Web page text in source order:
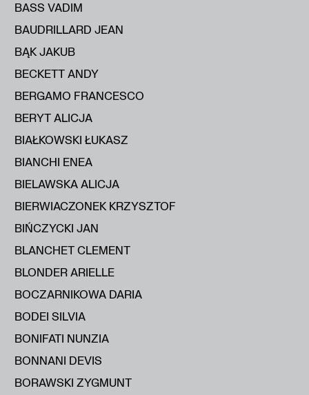
BASS VADIM
BAUDRILLARD JEAN
BĄK JAKUB
BECKETT ANDY
BERGAMO FRANCESCO
BERYT ALICJA
BIAŁKOWSKI ŁUKASZ
BIANCHI ENEA
BIELAWSKA ALICJA
BIERWIACZONEK KRZYSZTOF
BIŃCZYCKI JAN
BLANCHET CLEMENT
BLONDER ARIELLE
BOCZARNIKOWA DARIA
BODEI SILVIA
BONIFATI NUNZIA
BONNANI DEVIS
BORAWSKI ZYGMUNT